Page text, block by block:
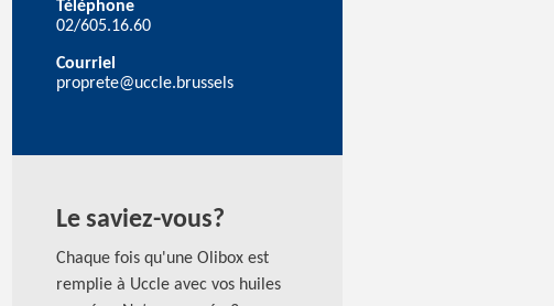
Téléphone
02/605.16.60
Courriel
proprete@uccle.brussels
Le saviez-vous?
Chaque fois qu'une Olibox est
remplie à Uccle avec vos huiles